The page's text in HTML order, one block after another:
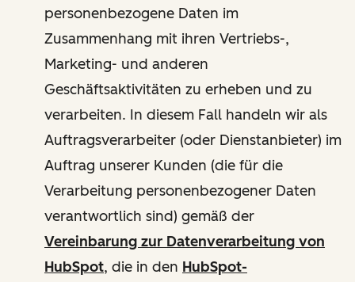
personenbezogene Daten im
Zusammenhang mit ihren Vertriebs-,
Marketing- und anderen
Geschäftsaktivitäten zu erheben und zu
verarbeiten. In diesem Fall handeln wir als
Auftragsverarbeiter (oder Dienstanbieter) im
Auftrag unserer Kunden (die für die
Verarbeitung personenbezogener Daten
verantwortlich sind) gemäß der
Vereinbarung zur Datenverarbeitung von
HubSpot, die in den HubSpot-